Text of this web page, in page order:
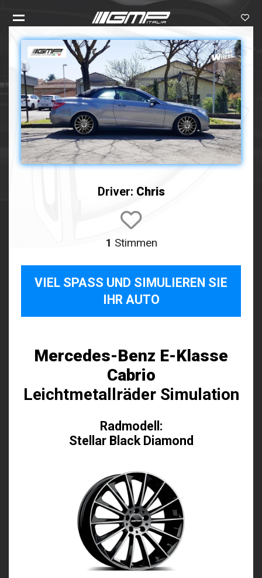
Driver: Chris
1 Stimmen
VIEL SPASS UND SIMULIEREN SIE I
HR AUTO
Mercedes-Benz E-Klasse
Cabrio
Leichtmetallräder Simulation
Radmodell:
Stellar Black Diamond